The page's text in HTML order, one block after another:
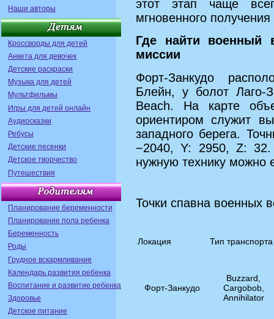
Наши авторы
Кроссворды для детей
Анкета для девочек
Детские раскраски
Музыка для детей
Мультфильмы
Игры для детей онлайн
Аудиосказки
Ребусы
Детские песенки
Детское творчество
Путешествия
Планирование беременности
Планирование пола ребенка
Беременность
Роды
Грудное вскармливание
Календарь развития ребенка
Воспитание и развитие ребенка
Здоровье
Детское питание
этот этап чаще
мгновенного
Где найти военный
миссии
Форт-Занкудо
Блейн, у болот Лаго-
Beach. На карте
ориентиром служит
западного берега.
−2040, Y: 2950, Z: 32.
нужную технику можно
Точки спавна военных
Локация Тип транспорта
Форт-Занкудо
Buzzard,
Cargobob,
Annihilator